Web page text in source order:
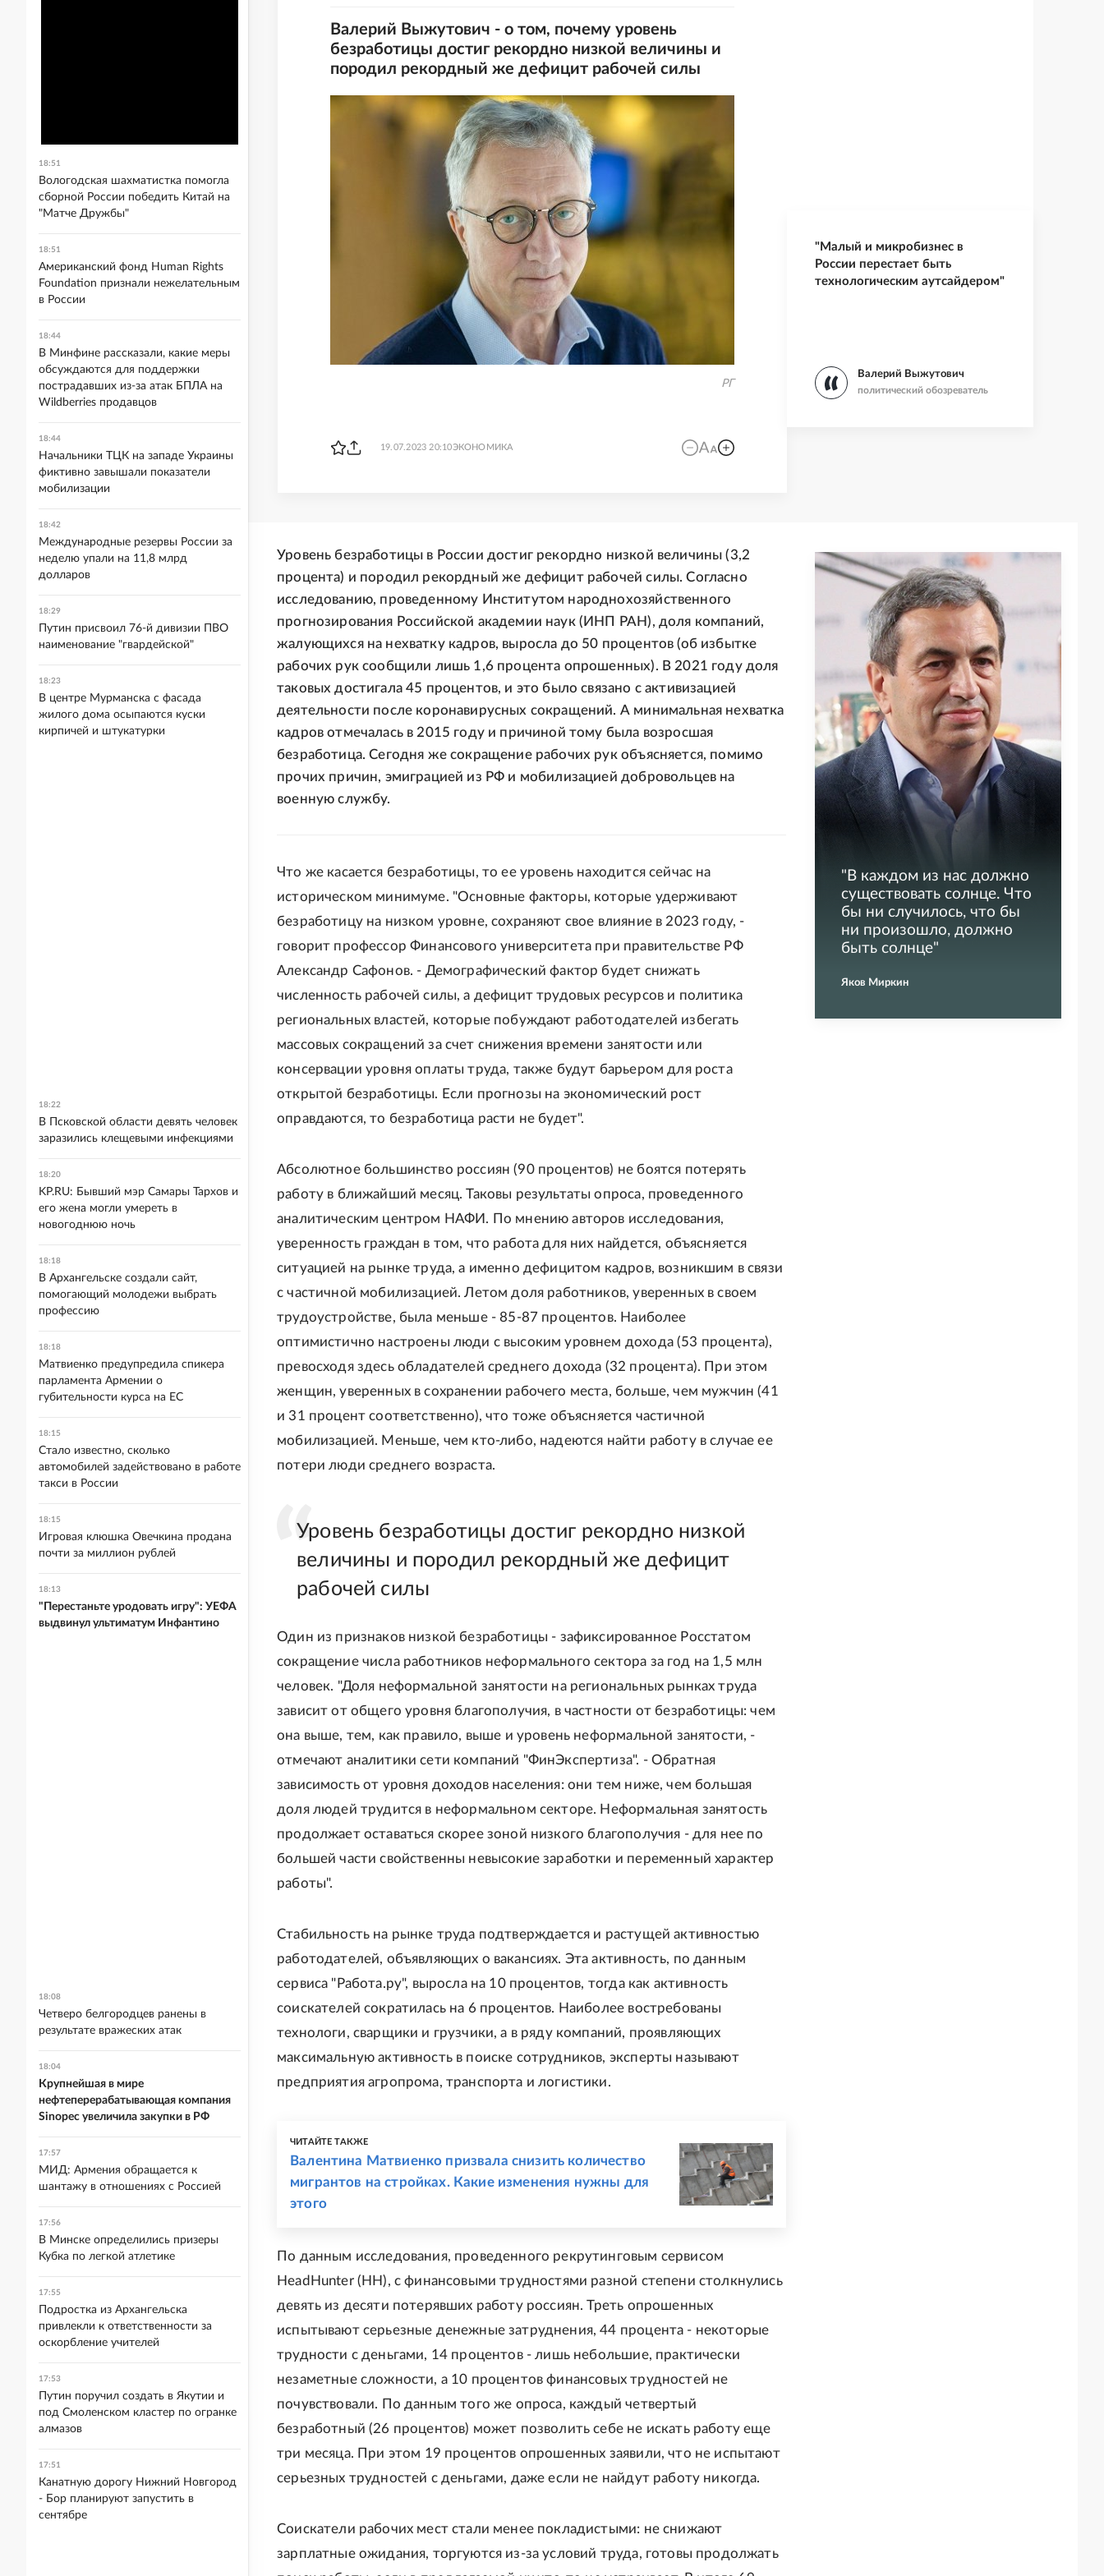
Валерий Выжутович - о том, почему уровень
безработицы достиг рекордно низкой величины и
породил рекордный же дефицит рабочей силы
РГ
19.07.2023 20:10ЭКОНОМИКА
"Малый и микробизнес в
России перестает быть
технологическим аутсайдером"
Валерий Выжутович
политический обозреватель
Уровень безработицы в России достиг рекордно низкой величины (3,2
процента) и породил рекордный же дефицит рабочей силы. Согласно
исследованию, проведенному Институтом народнохозяйственного
прогнозирования Российской академии наук (ИНП РАН), доля компаний,
жалующихся на нехватку кадров, выросла до 50 процентов (об избытке
рабочих рук сообщили лишь 1,6 процента опрошенных). В 2021 году доля
таковых достигала 45 процентов, и это было связано с активизацией
деятельности после коронавирусных сокращений. А минимальная нехватка
кадров отмечалась в 2015 году и причиной тому была возросшая
безработица. Сегодня же сокращение рабочих рук объясняется, помимо
прочих причин, эмиграцией из РФ и мобилизацией добровольцев на
военную службу.
Что же касается безработицы, то ее уровень находится сейчас на
историческом минимуме. "Основные факторы, которые удерживают
безработицу на низком уровне, сохраняют свое влияние в 2023 году, -
говорит профессор Финансового университета при правительстве РФ
Александр Сафонов. - Демографический фактор будет снижать
численность рабочей силы, а дефицит трудовых ресурсов и политика
региональных властей, которые побуждают работодателей избегать
массовых сокращений за счет снижения времени занятости или
консервации уровня оплаты труда, также будут барьером для роста
открытой безработицы. Если прогнозы на экономический рост
оправдаются, то безработица расти не будет".
Абсолютное большинство россиян (90 процентов) не боятся потерять
работу в ближайший месяц. Таковы результаты опроса, проведенного
аналитическим центром НАФИ. По мнению авторов исследования,
уверенность граждан в том, что работа для них найдется, объясняется
ситуацией на рынке труда, а именно дефицитом кадров, возникшим в связи
с частичной мобилизацией. Летом доля работников, уверенных в своем
трудоустройстве, была меньше - 85-87 процентов. Наиболее
оптимистично настроены люди с высоким уровнем дохода (53 процента),
превосходя здесь обладателей среднего дохода (32 процента). При этом
женщин, уверенных в сохранении рабочего места, больше, чем мужчин (41
и 31 процент соответственно), что тоже объясняется частичной
мобилизацией. Меньше, чем кто-либо, надеются найти работу в случае ее
потери люди среднего возраста.
Уровень безработицы достиг рекордно низкой
величины и породил рекордный же дефицит
рабочей силы
Один из признаков низкой безработицы - зафиксированное Росстатом
сокращение числа работников неформального сектора за год на 1,5 млн
человек. "Доля неформальной занятости на региональных рынках труда
зависит от общего уровня благополучия, в частности от безработицы: чем
она выше, тем, как правило, выше и уровень неформальной занятости, -
отмечают аналитики сети компаний "ФинЭкспертиза". - Обратная
зависимость от уровня доходов населения: они тем ниже, чем большая
доля людей трудится в неформальном секторе. Неформальная занятость
продолжает оставаться скорее зоной низкого благополучия - для нее по
большей части свойственны невысокие заработки и переменный характер
работы".
Стабильность на рынке труда подтверждается и растущей активностью
работодателей, объявляющих о вакансиях. Эта активность, по данным
сервиса "Работа.ру", выросла на 10 процентов, тогда как активность
соискателей сократилась на 6 процентов. Наиболее востребованы
технологи, сварщики и грузчики, а в ряду компаний, проявляющих
максимальную активность в поиске сотрудников, эксперты называют
предприятия агропрома, транспорта и логистики.
ЧИТАЙТЕ ТАКЖЕ
Валентина Матвиенко призвала снизить количество
мигрантов на стройках. Какие изменения нужны для
этого
По данным исследования, проведенного рекрутинговым сервисом
HeadHunter (HH), с финансовыми трудностями разной степени столкнулись
девять из десяти потерявших работу россиян. Треть опрошенных
испытывают серьезные денежные затруднения, 44 процента - некоторые
трудности с деньгами, 14 процентов - лишь небольшие, практически
незаметные сложности, а 10 процентов финансовых трудностей не
почувствовали. По данным того же опроса, каждый четвертый
безработный (26 процентов) может позволить себе не искать работу еще
три месяца. При этом 19 процентов опрошенных заявили, что не испытают
серьезных трудностей с деньгами, даже если не найдут работу никогда.
Соискатели рабочих мест стали менее покладистыми: не снижают
зарплатные ожидания, торгуются из-за условий труда, готовы продолжать
" В каждом из нас должно
существовать солнце. Что
бы ни случилось, что бы
ни произошло, должно
быть солнце"
Яков Миркин
18:51
Вологодская шахматистка помогла
сборной России победить Китай на
"Матче Дружбы"
18:51
Американский фонд Human Rights
Foundation признали нежелательным
в России
18:44
В Минфине рассказали, какие меры
обсуждаются для поддержки
пострадавших из-за атак БПЛА на
Wildberries продавцов
18:44
Начальники ТЦК на западе Украины
фиктивно завышали показатели
мобилизации
18:42
Международные резервы России за
неделю упали на 11,8 млрд
долларов
18:29
Путин присвоил 76-й дивизии ПВО
наименование "гвардейской"
18:23
В центре Мурманска с фасада
жилого дома осыпаются куски
кирпичей и штукатурки
18:22
В Псковской области девять человек
заразились клещевыми инфекциями
18:20
KP.RU: Бывший мэр Самары Тархов и
его жена могли умереть в
новогоднюю ночь
18:18
В Архангельске создали сайт,
помогающий молодежи выбрать
профессию
18:18
Матвиенко предупредила спикера
парламента Армении о
губительности курса на ЕС
18:15
Стало известно, сколько
автомобилей задействовано в работе
такси в России
18:15
Игровая клюшка Овечкина продана
почти за миллион рублей
18:13
"Перестаньте уродовать игру": УЕФА
выдвинул ультиматум Инфантино
18:08
Четверо белгородцев ранены в
результате вражеских атак
18:04
Крупнейшая в мире
нефтеперерабатывающая компания
Sinopec увеличила закупки в РФ
17:57
МИД: Армения обращается к
шантажу в отношениях с Россией
17:56
В Минске определились призеры
Кубка по легкой атлетике
17:55
Подростка из Архангельска
привлекли к ответственности за
оскорбление учителей
17:53
Путин поручил создать в Якутии и
под Смоленском кластер по огранке
алмазов
17:51
Канатную дорогу Нижний Новгород
- Бор планируют запустить в
сентябре